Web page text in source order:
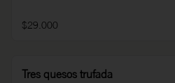
$29.000
Tres quesos trufada